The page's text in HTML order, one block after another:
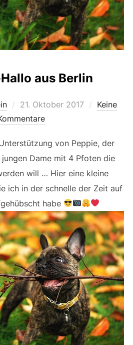
aus Berlin
Veröffentlicht
am
21. Oktober 2017
Keine
von Peppie, der
jungen Dame mit 4 Pfoten die
will … Hier eine kleine
ich in der schnelle der Zeit auf
habe